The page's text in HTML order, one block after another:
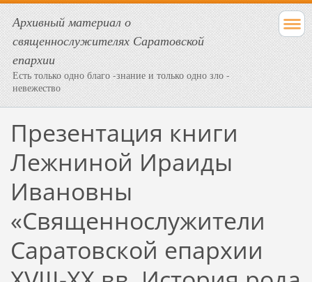
Архивный материал о
священнослужителях Саратовской
епархии
Есть только одно благо -знание и только одно зло -
невежество
Презентация книги
Лежниной Ираиды
Ивановны
«Священнослужители
Саратовской епархии